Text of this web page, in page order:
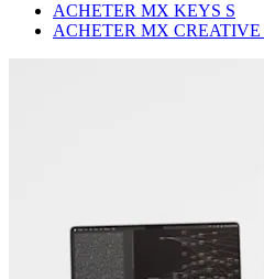
ACHETER MX KEYS S
ACHETER MX CREATIVE